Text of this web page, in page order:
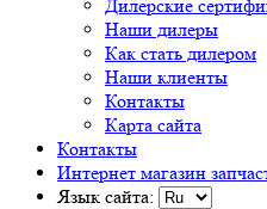
Дилерские
Наши дилеры
Как стать дилером
Наши клиенты
Контакты
Карта сайта
Контакты
Интернет магазин
Язык сайта: